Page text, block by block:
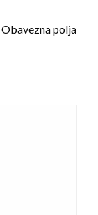
Obavezna polja